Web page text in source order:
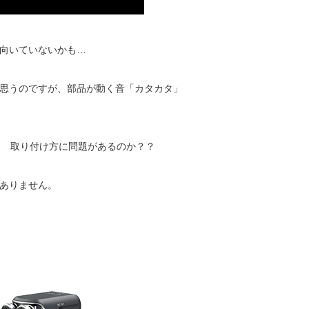
いていないかも…
のですが、部品が動く音「カタカタ」
取り付け方に問題があるのか？？
りません。